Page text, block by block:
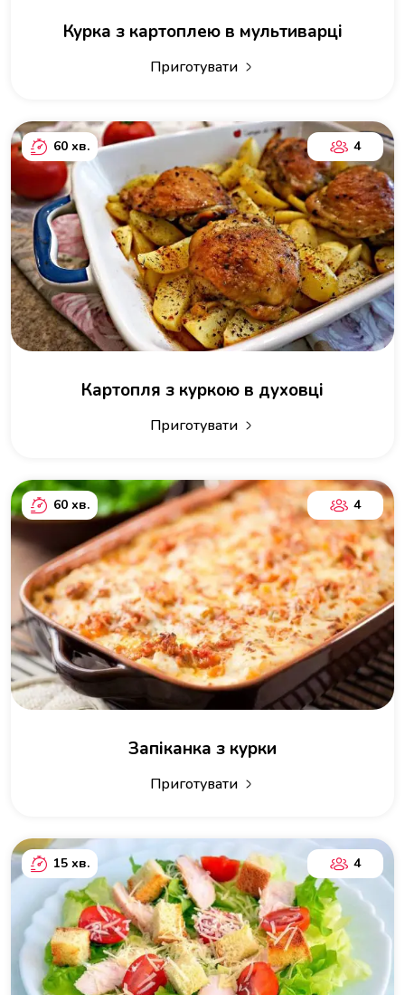
Курка з картоплею в мультиварці
Приготувати
60 хв. 4
Картопля з куркою в духовці
Приготувати
60 хв. 4
Запіканка з курки
Приготувати
15 хв. 4